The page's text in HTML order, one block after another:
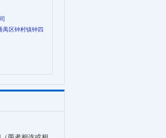
禺区钟村镇钟四